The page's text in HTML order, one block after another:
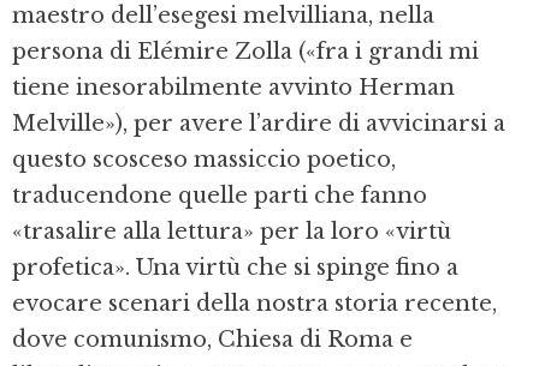
maestro dell’esegesi melvilliana, nella
persona di Elémire Zolla («fra i grandi mi
tiene inesorabilmente avvinto Herman
Melville»), per avere l’ardire di avvicinarsi a
questo scosceso massiccio poetico,
traducendone quelle parti che fanno
«trasalire alla lettura» per la loro «virtù
profetica». Una virtù che si spinge fino a
evocare scenari della nostra storia recente,
dove comunismo, Chiesa di Roma e